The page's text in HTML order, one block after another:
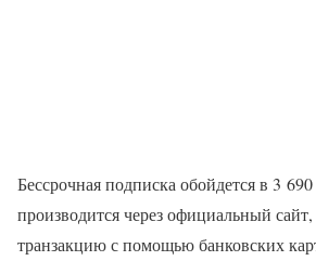
Бессрочная подписка обойдется в 3
производится через официальный
транзакцию с помощью банковских